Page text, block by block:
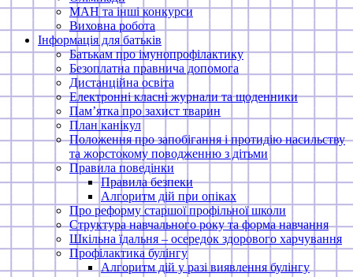
МАН та інші конкурси
Виховна робота
Інформація для батьків
Батькам про імунопрофілактику
Безоплатна правнича допомога
Дистанційна освіта
Електронні класні журнали та щоденники
Памʼятка про захист тварин
План канікул
Положення про запобігання і протидію насильству
та жорстокому поводженню з дітьми
Правила поведінки
Правила безпеки
Алгоритм дій при опіках
Про реформу старшої профільної школи
Структура навчального року та форма навчання
Шкільна їдальня – осередок здорового харчування
Профілактика булінгу
Алгоритм дій у разі виявлення булінгу